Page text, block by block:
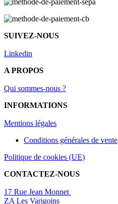
SUIVEZ-NOUS
Linkedin
A PROPOS
Qui sommes-nous ?
INFORMATIONS
Mentions légales
Conditions générales de vente
Politique de cookies (UE)
CONTACTEZ-NOUS
17 Rue Jean Monnet
ZA Les Varigoins